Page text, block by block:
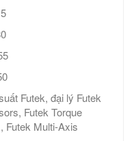
Futek, đại lý Futek
Futek Torque
Futek Multi-Axis